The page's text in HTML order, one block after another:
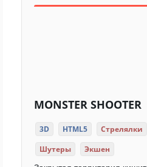
MONSTER SHOOTER
3D HTML5
Стрелялки
Шутеры
Экшен